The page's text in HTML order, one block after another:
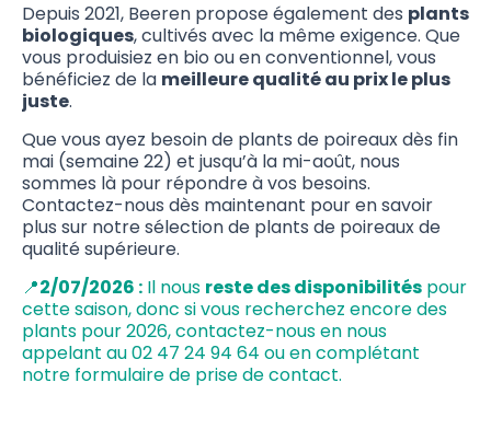
Depuis 2021, Beeren propose également des plants
biologiques, cultivés avec la même exigence. Que
vous produisiez en bio ou en conventionnel, vous
bénéficiez de la meilleure qualité au prix le plus
juste.
Que vous ayez besoin de plants de poireaux dès fin
mai (semaine 22) et jusqu’à la mi-août, nous
sommes là pour répondre à vos besoins.
Contactez-nous dès maintenant pour en savoir
plus sur notre sélection de plants de poireaux de
qualité supérieure.
📍2/07/2026 : Il nous reste des disponibilités pour
cette saison, donc si vous recherchez encore des
plants pour 2026, contactez-nous en nous
appelant au 02 47 24 94 64 ou en complétant
notre formulaire de prise de contact.